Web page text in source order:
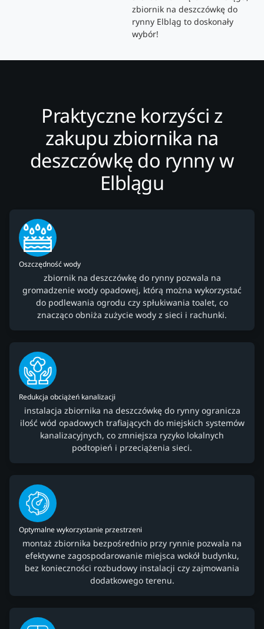
zbiornik na deszczówkę do
rynny Elbląg to doskonały
wybór!
Praktyczne korzyści z
zakupu zbiornika na
deszczówkę do rynny w
Elblągu
Oszczędność wody
zbiornik na deszczówkę do rynny pozwala na
gromadzenie wody opadowej, którą można wykorzystać
do podlewania ogrodu czy spłukiwania toalet, co
znacząco obniża zużycie wody z sieci i rachunki.
Redukcja obciążeń kanalizacji
instalacja zbiornika na deszczówkę do rynny ogranicza
ilość wód opadowych trafiających do miejskich systemów
kanalizacyjnych, co zmniejsza ryzyko lokalnych
podtopień i przeciążenia sieci.
Optymalne wykorzystanie przestrzeni
montaż zbiornika bezpośrednio przy rynnie pozwala na
efektywne zagospodarowanie miejsca wokół budynku,
bez konieczności rozbudowy instalacji czy zajmowania
dodatkowego terenu.